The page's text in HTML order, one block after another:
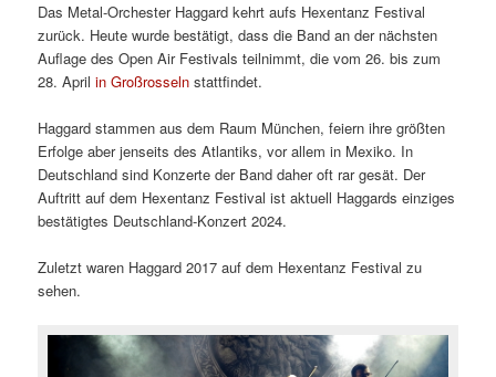
Das Metal-Orchester Haggard kehrt aufs Hexentanz Festival
zurück. Heute wurde bestätigt, dass die Band an der nächsten
Auflage des Open Air Festivals teilnimmt, die vom 26. bis zum
28. Aprilin Großrosseln stattfindet.
Haggard stammen aus dem Raum München, feiern ihre größten
Erfolge aber jenseits des Atlantiks, vor allem in Mexiko. In
Deutschland sind Konzerte der Band daher oft rar gesät. Der
Auftritt auf dem Hexentanz Festival ist aktuell Haggards einziges
bestätigtes Deutschland-Konzert 2024.
Zuletzt waren Haggard 2017 auf dem Hexentanz Festival zu
sehen.